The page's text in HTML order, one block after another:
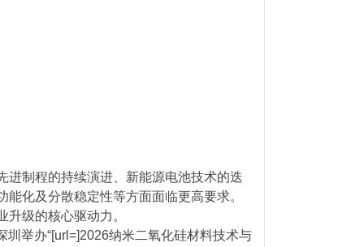
进制程的持续演进、新能源电池技术的迭
化及分散稳定性等方面面临更高要求。
级的核心驱动力。
举办“[url=]2026纳米二氧化硅材料技术与